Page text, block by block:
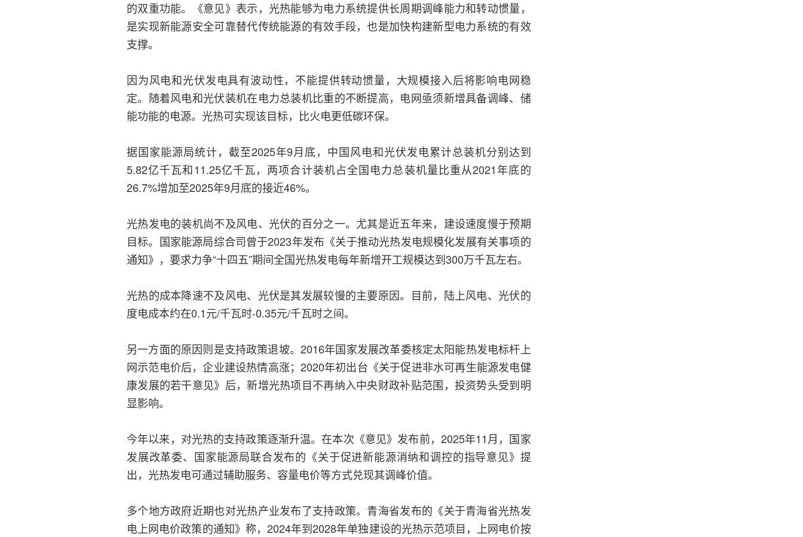
的双重功能。《意见》表示，光热能够为电力系统提供长周期调峰能力和转动惯量，
是实现新能源安全可靠替代传统能源的有效手段，也是加快构建新型电力系统的有效
支撑。
因为风电和光伏发电具有波动性，不能提供转动惯量，大规模接入后将影响电网稳
定。随着风电和光伏装机在电力总装机比重的不断提高，电网亟须新增具备调峰、储
能功能的电源。光热可实现该目标，比火电更低碳环保。
据国家能源局统计，截至2025年9月底，中国风电和光伏发电累计总装机分别达到
5.82亿千瓦和11.25亿千瓦，两项合计装机占全国电力总装机量比重从2021年底的
26.7%增加至2025年9月底的接近46%。
光热发电的装机尚不及风电、光伏的百分之一。尤其是近五年来，建设速度慢于预期
目标。国家能源局综合司曾于2023年发布《关于推动光热发电规模化发展有关事项的
通知》，要求力争“十四五”期间全国光热发电每年新增开工规模达到300万千瓦左右。
光热的成本降速不及风电、光伏是其发展较慢的主要原因。目前，陆上风电、光伏的
度电成本约在0.1元/千瓦时-0.35元/千瓦时之间。
另一方面的原因则是支持政策退坡。2016年国家发展改革委核定太阳能热发电标杆上
网示范电价后，企业建设热情高涨；2020年初出台《关于促进非水可再生能源发电健
康发展的若干意见》后，新增光热项目不再纳入中央财政补贴范围，投资势头受到明
显影响。
今年以来，对光热的支持政策逐渐升温。在本次《意见》发布前，2025年11月，国家
发展改革委、国家能源局联合发布的《关于促进新能源消纳和调控的指导意见》提
出，光热发电可通过辅助服务、容量电价等方式兑现其调峰价值。
多个地方政府近期也对光热产业发布了支持政策。青海省发布的《关于青海省光热发
电上网电价政策的通知》称，2024年到2028年单独建设的光热示范项目，上网电价按